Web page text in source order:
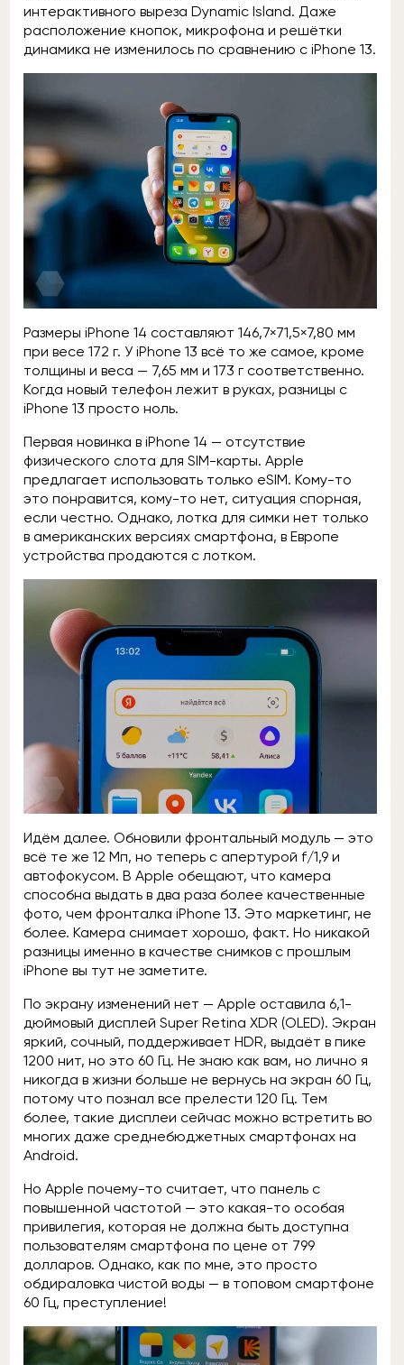
интерактивного выреза Dynamic Island. Даже
расположение кнопок, микрофона и решётки
динамика не изменилось по сравнению с iPhone 13.
Размеры iPhone 14 составляют 146,7×71,5×7,80 мм
при весе 172 г. У iPhone 13 всё то же самое, кроме
толщины и веса — 7,65 мм и 173 г соответственно.
Когда новый телефон лежит в руках, разницы с
iPhone 13 просто ноль.
Первая новинка в iPhone 14 — отсутствие
физического слота для SIM-карты. Apple
предлагает использовать только eSIM. Кому-то
это понравится, кому-то нет, ситуация спорная,
если честно. Однако, лотка для симки нет только
в американских версиях смартфона, в Европе
устройства продаются с лотком.
Идём далее. Обновили фронтальный модуль — это
всё те же 12 Мп, но теперь с апертурой f/1,9 и
автофокусом. В Apple обещают, что камера
способна выдать в два раза более качественные
фото, чем фронталка iPhone 13. Это маркетинг, не
более. Камера снимает хорошо, факт. Но никакой
разницы именно в качестве снимков с прошлым
iPhone вы тут не заметите.
По экрану изменений нет — Apple оставила 6,1-
дюймовый дисплей Super Retina XDR (OLED). Экран
яркий, сочный, поддерживает HDR, выдаёт в пике
1200 нит, но это 60 Гц. Не знаю как вам, но лично я
никогда в жизни больше не вернусь на экран 60 Гц,
потому что познал все прелести 120 Гц. Тем
более, такие дисплеи сейчас можно встретить во
многих даже среднебюджетных смартфонах на
Android.
Но Apple почему-то считает, что панель с
повышенной частотой — это какая-то особая
привилегия, которая не должна быть доступна
пользователям смартфона по цене от 799
долларов. Однако, как по мне, это просто
обдираловка чистой воды — в топовом смартфоне
60 Гц, преступление!